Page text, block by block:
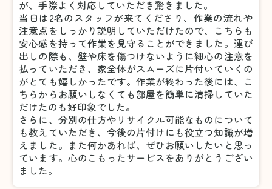
が、手際よく対応していただき驚きました。
当日は2名のスタッフが来てくださり、作業の流れや
注意点をしっかり説明していただけたので、こちらも
安心感を持って作業を見守ることができました。運び
出しの際も、壁や床を傷つけないように細心の注意を
払っていただき、家全体がスムーズに片付いていくの
がとても嬉しかったです。作業が終わった後には、こ
ちらからお願いしなくても部屋を簡単に清掃していた
だけたのも好印象でした。
さらに、分別の仕方やリサイクル可能なものについて
も教えていただき、今後の片付けにも役立つ知識が増
えました。また何かあれば、ぜひお願いしたいと思っ
ています。心のこもったサービスをありがとうござい
ました。